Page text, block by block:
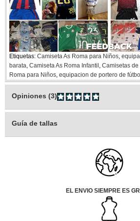
Etiquetas: Camiseta As Roma para Niños,
barata, Camiseta As Roma Infantil , Camisetas de
Roma para Niños, equipacion de portero de
Opiniones (3)
Guía de tallas
EL ENVIO SIEMPRE ES